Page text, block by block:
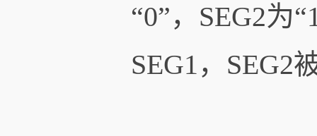
“0”，SEG2为
SEG1，SEG2